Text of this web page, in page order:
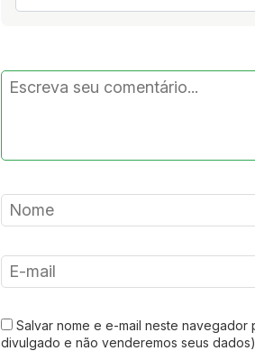
Salvar nome e e-mail neste
divulgado e não venderemos seus